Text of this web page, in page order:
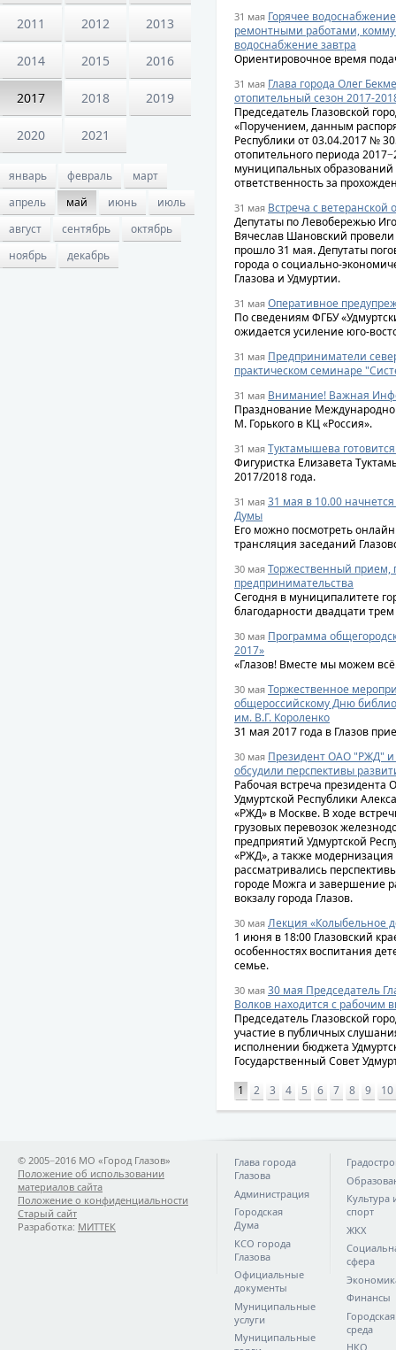
2011 2012 2013
2014 2015 2016
2017 2018 2019
2020 2021
январь февраль
март
апрель
май июнь
июль
август
сентябрь
октябрь
ноябрь
декабрь
31 мая Горячее
ремонтными работами,
водоснабжение завтра
Ориентировочное время
31 мая Глава города Олег
отопительный сезон 2017-
Председатель Глазовской
«Поручением, данным
Республики от 03.04.2017 №
отопительного периода
муниципальных образований
ответственность за
31 мая Встреча с ветеранской
Депутаты по Левобережью
Вячеслав Шановский
прошло 31 мая. Депутаты
города о социально-
Глазова и Удмуртии.
31 мая Оперативное
По сведениям ФГБУ
ожидается усиление юго-
31 мая Предприниматели
практическом семинаре
31 мая Внимание! Важная
Празднование
М. Горького в КЦ «Россия».
31 мая Туктамышева готовится
Фигуристка Елизавета
2017/2018 года.
31 мая 31 мая в 10.00
Думы
Его можно посмотреть
трансляция заседаний
30 мая Торжественный прием,
предпринимательства
Сегодня в муниципалитете
благодарности двадцати
30 мая Программа
2017»
«Глазов! Вместе мы можем
30 мая Торжественное
общероссийскому Дню
им. В.Г. Короленко
31 мая 2017 года в Глазов
30 мая Президент ОАО "РЖД" и
обсудили перспективы
Рабочая встреча президента
Удмуртской Республики
«РЖД» в Москве. В ходе
грузовых перевозок
предприятий Удмуртской
«РЖД», а также модернизация
рассматривались
городе Можга и завершение
вокзалу города Глазов.
30 мая Лекция «Колыбельное
1 июня в 18:00 Глазовский
особенностях воспитания
семье.
30 мая 30 мая Председатель
Волков находится с рабочим
Председатель Глазовской
участие в публичных
исполнении бюджета
Государственный Совет
1
2 3 4 5 6 7 8 9 10
© 2005−2016 МО «Город Глазов»
Положение об использовании
материалов сайта
Положение о конфиденциальности
Старый сайт
Разработка: МИТТЕК
Глава города
Глазова
Администрация
Городская
Дума
КСО города
Глазова
Официальные
документы
Муниципальные
услуги
Муниципальные
Культура
спорт
ЖКХ
сфера
Финансы
Городская
среда
НКО